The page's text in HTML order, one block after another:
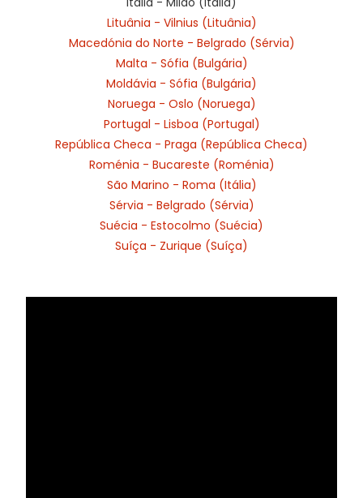
Lituânia - Vilnius (Lituânia)
Macedónia do Norte - Belgrado (Sérvia)
Malta - Sófia (Bulgária)
Moldávia - Sófia (Bulgária)
Noruega - Oslo (Noruega)
Portugal - Lisboa (Portugal)
República Checa - Praga (República Checa)
Roménia - Bucareste (Roménia)
São Marino - Roma (Itália)
Sérvia - Belgrado (Sérvia)
Suécia - Estocolmo (Suécia)
Suíça - Zurique (Suíça)